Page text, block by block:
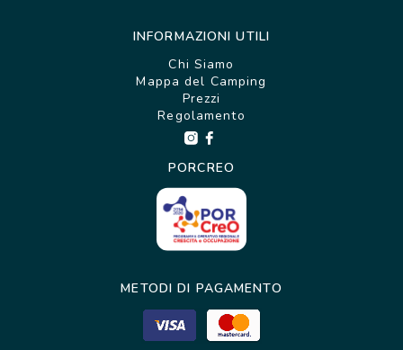
INFORMAZIONI UTILI
Chi Siamo
Mappa del Camping
Prezzi
Regolamento
PORCREO
METODI DI PAGAMENTO